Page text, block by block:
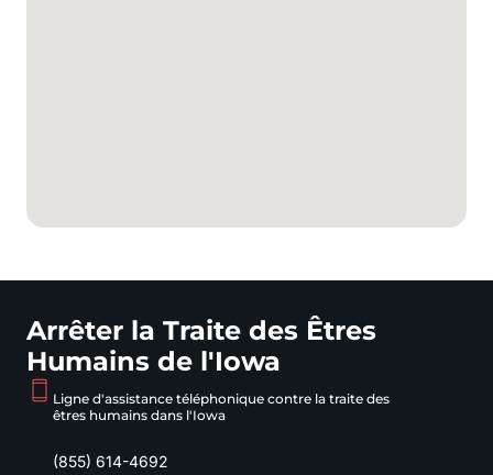
Arrêter la Traite des Êtres
Humains de l'Iowa
Ligne d'assistance téléphonique contre la traite des
êtres humains dans l'Iowa
(855) 614-4692